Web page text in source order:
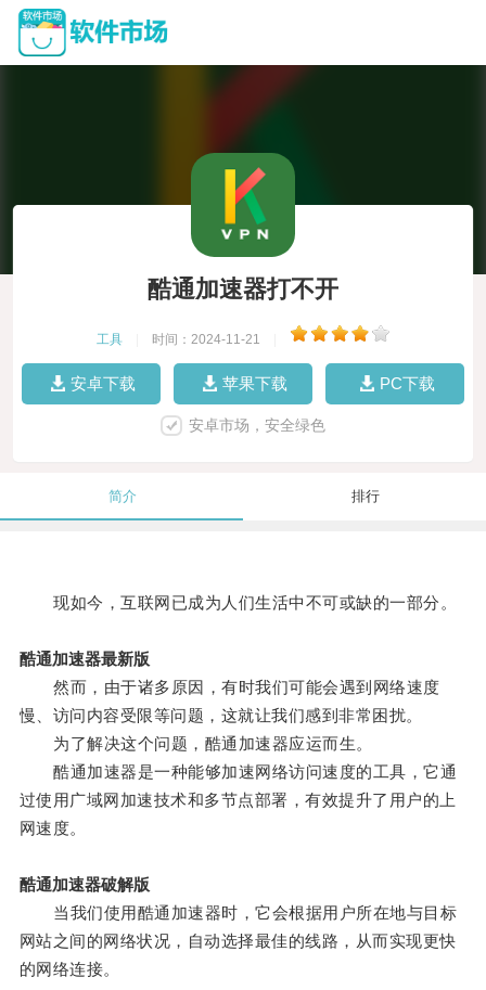
酷通加速器打不开
工具 时间：2024-11-21
安卓下载 苹果下载 PC下载
安卓市场，安全绿色
简介 排行
现如今，互联网已成为人们生活中不可或缺的一部分。
酷通加速器最新版
然而，由于诸多原因，有时我们可能会遇到网络速度
慢、访问内容受限等问题，这就让我们感到非常困扰。
为了解决这个问题，酷通加速器应运而生。
酷通加速器是一种能够加速网络访问速度的工具，它通
过使用广域网加速技术和多节点部署，有效提升了用户的上
网速度。
酷通加速器破解版
当我们使用酷通加速器时，它会根据用户所在地与目标
网站之间的网络状况，自动选择最佳的线路，从而实现更快
的网络连接。